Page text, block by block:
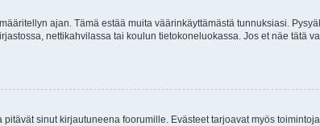
ajan. Tämä estää muita väärinkäyttämästä tunnuksiasi.
nettikahvilassa tai koulun tietokoneluokassa. Jos et näe tätä
sinut kirjautuneena foorumille. Evästeet tarjoavat myös